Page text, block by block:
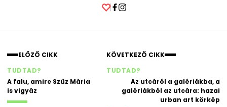
ELŐZŐ CIKK
TUDTAD?
A falu, amire Szűz Mária
is vigyáz
KÖVETKEZŐ CIKK
TUDTAD?
Az utcáról a galériákba, a
galériákból az utcára: hazai
urban art körkép